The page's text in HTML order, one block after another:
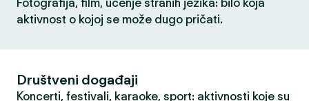
Fotografija, film, učenje stranih jezika: bilo koja
aktivnost o kojoj se može dugo pričati.
Društveni događaji
Koncerti, festivali, karaoke, sport: aktivnosti koje su